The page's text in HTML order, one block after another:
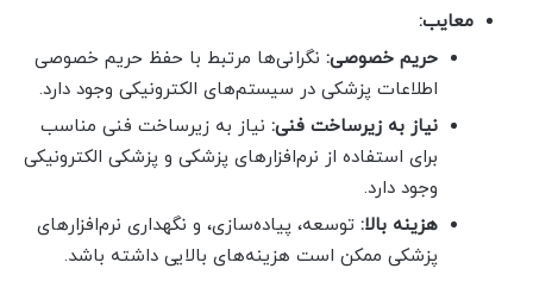
معایب:
حریم خصوصی: نگرانی‌ها مرتبط با حفظ حریم خصوصی
اطلاعات پزشکی در سیستم‌های الکترونیکی وجود دارد.
نیاز به زیرساخت فنی: نیاز به زیرساخت فنی مناسب
برای استفاده از نرم‌افزارهای پزشکی و پزشکی الکترونیکی
وجود دارد.
هزینه بالا: توسعه، پیاده‌سازی، و نگهداری نرم‌افزارهای
پزشکی ممکن است هزینه‌های بالایی داشته باشد.